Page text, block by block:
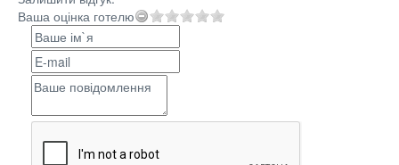
Ваша оцінка готелю